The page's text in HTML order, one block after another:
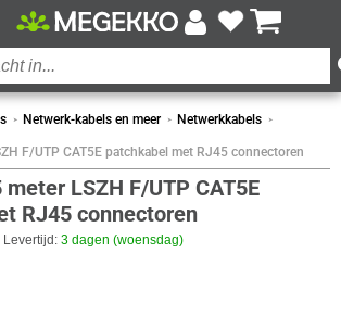
Netwerk-kabels en meer Netwerkkabels
F/UTP CAT5E patchkabel met RJ45 connectoren
meter LSZH F/UTP CAT5E
RJ45 connectoren
Levertijd: 3 dagen (woensdag)